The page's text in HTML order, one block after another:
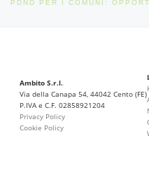
Ambito S.r.l.
Via della Canapa 54, 44042 Cento (FE)
P.IVA e C.F. 02858921204
Privacy Policy
Cookie Policy